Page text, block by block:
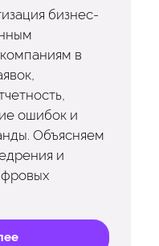
бизнес-
в
ошибок и
Объясняем
и